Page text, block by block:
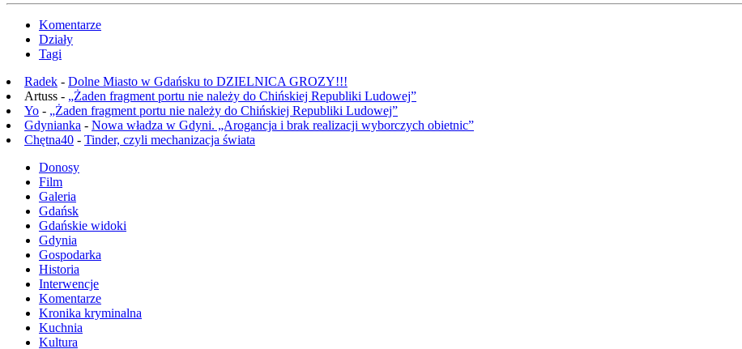
Komentarze
Działy
Tagi
Radek - Dolne Miasto w Gdańsku to DZIELNICA GROZY!!!
Artuss - „Żaden fragment portu nie należy do Chińskiej Republiki Ludowej”
Yo - „Żaden fragment portu nie należy do Chińskiej Republiki Ludowej”
Gdynianka - Nowa władza w Gdyni. „Arogancja i brak realizacji wyborczych obietnic”
Chętna40 - Tinder, czyli mechanizacja świata
Donosy
Film
Galeria
Gdańsk
Gdańskie widoki
Gdynia
Gospodarka
Historia
Interwencje
Komentarze
Kronika kryminalna
Kuchnia
Kultura